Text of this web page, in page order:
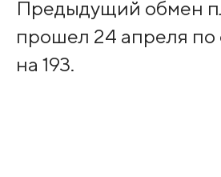
Предыдущий обмен
прошел 24 апреля по
на 193.